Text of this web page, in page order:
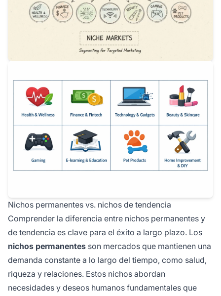
Nichos permanentes vs. nichos de tendencia
Comprender la diferencia entre nichos permanentes y
de tendencia es clave para el éxito a largo plazo. Los
nichos permanentes son mercados que mantienen una
demanda constante a lo largo del tiempo, como salud,
riqueza y relaciones. Estos nichos abordan
necesidades y deseos humanos fundamentales que